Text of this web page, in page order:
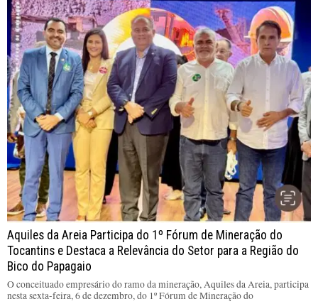
Aquiles da Areia Participa do 1º Fórum de Mineração do
Tocantins e Destaca a Relevância do Setor para a Região do
Bico do Papagaio
O conceituado empresário do ramo da mineração, Aquiles da Areia, participa
nesta sexta-feira, 6 de dezembro, do 1º Fórum de Mineração do